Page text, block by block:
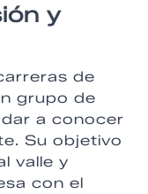
y
de
grupo de
a conocer
Su objetivo
valle y
con el